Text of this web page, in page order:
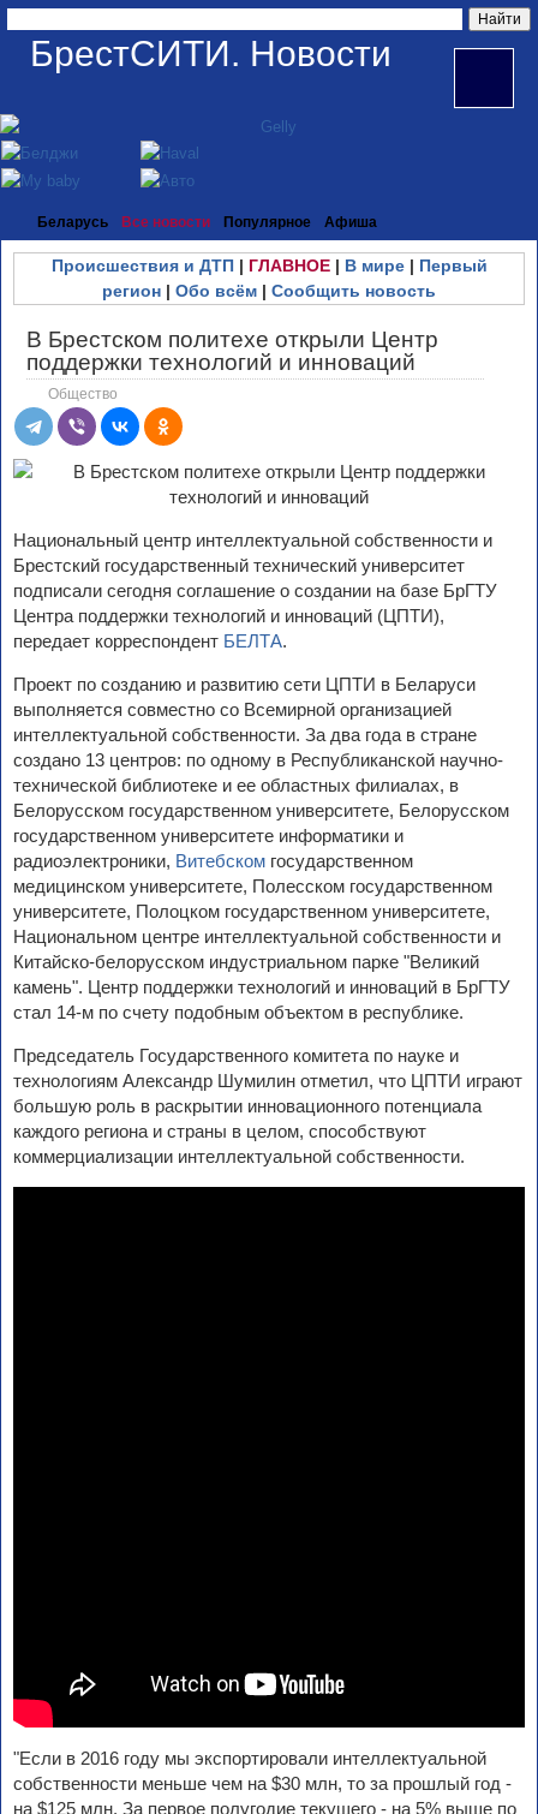
БрестСИТИ. Новости
Беларусь Все новости Популярное Афиша
Происшествия и ДТП| ГЛАВНОЕ| В мире| Первый
регион | Обо всём | Сообщить новость
В Брестском политехе открыли Центр
поддержки технологий и инноваций
Общество
Национальный центр интеллектуальной собственности и
Брестский государственный технический университет
подписали сегодня соглашение о создании на базе БрГТУ
Центра поддержки технологий и инноваций (ЦПТИ),
передает корреспондент БЕЛТА.
Проект по созданию и развитию сети ЦПТИ в Беларуси
выполняется совместно со Всемирной организацией
интеллектуальной собственности. За два года в стране
создано 13 центров: по одному в Республиканской научно-
технической библиотеке и ее областных филиалах, в
Белорусском государственном университете, Белорусском
государственном университете информатики и
радиоэлектроники, Витебском государственном
медицинском университете, Полесском государственном
университете, Полоцком государственном университете,
Национальном центре интеллектуальной собственности и
Китайско-белорусском индустриальном парке "Великий
камень". Центр поддержки технологий и инноваций в БрГТУ
стал 14-м по счету подобным объектом в республике.
Председатель Государственного комитета по науке и
технологиям Александр Шумилин отметил, что ЦПТИ играют
большую роль в раскрытии инновационного потенциала
каждого региона и страны в целом, способствуют
коммерциализации интеллектуальной собственности.
"Если в 2016 году мы экспортировали интеллектуальной
собственности меньше чем на $30 млн, то за прошлый год -
на $125 млн. За первое полугодие текущего - на 5% выше по